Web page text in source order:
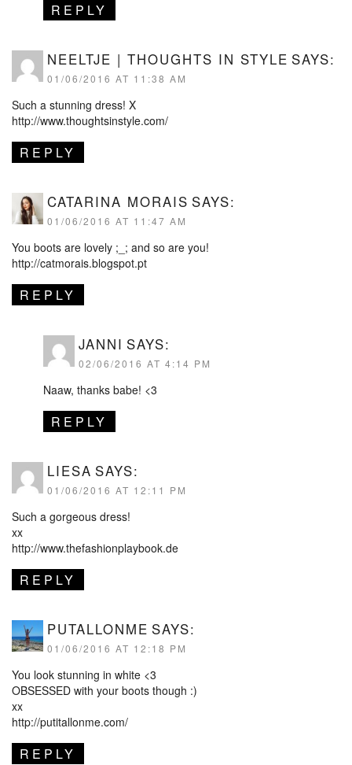
REPLY
NEELTJE | THOUGHTS IN STYLE SAYS:
01/06/2016 AT 11:38 AM
Such a stunning dress! X
http://www.thoughtsinstyle.com/
REPLY
CATARINA MORAIS SAYS:
01/06/2016 AT 11:47 AM
You boots are lovely ;_; and so are you!
http://catmorais.blogspot.pt
REPLY
JANNI SAYS:
02/06/2016 AT 4:14 PM
Naaw, thanks babe! <3
REPLY
LIESA SAYS:
01/06/2016 AT 12:11 PM
Such a gorgeous dress!
xx
http://www.thefashionplaybook.de
REPLY
PUTALLONME SAYS:
01/06/2016 AT 12:18 PM
You look stunning in white <3
OBSESSED with your boots though :)
xx
http://putitallonme.com/
REPLY